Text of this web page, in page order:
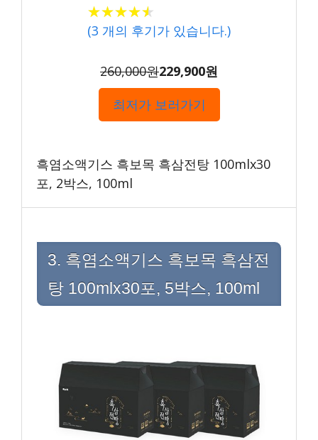
★★★★★
★★★★★
(3 개의 후기가 있습니다.)
260,000원229,900원
최저가 보러가기
흑염소액기스 흑보목 흑삼전탕 100mlx30
포, 2박스, 100ml
3. 흑염소액기스 흑보목 흑삼전
탕 100mlx30포, 5박스, 100ml